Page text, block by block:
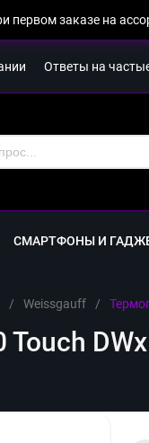
первом заказе на
Ответы на
СМАРТФОНЫ И
/ Weissgauff /